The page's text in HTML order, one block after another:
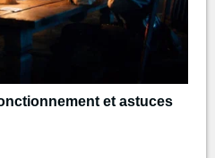
et astuces